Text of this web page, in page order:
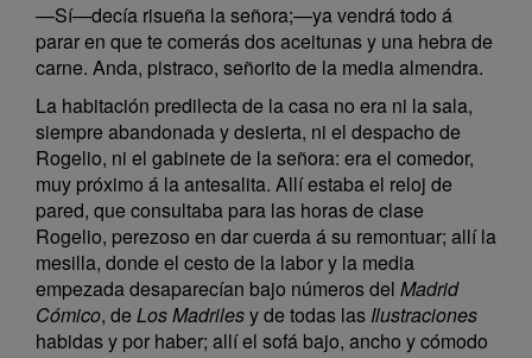
—Sí—decía risueña la señora;—ya vendrá todo á
parar en que te comerás dos aceitunas y una hebra de
carne. Anda, pistraco, señorito de la media almendra.
La habitación predilecta de la casa no era ni la sala,
siempre abandonada y desierta, ni el despacho de
Rogelio, ni el gabinete de la señora: era el comedor,
muy próximo á la antesalita. Allí estaba el reloj de
pared, que consultaba para las horas de clase
Rogelio, perezoso en dar cuerda á su remontuar; allí la
mesilla, donde el cesto de la labor y la media
empezada desaparecían bajo números del Madrid
Cómico, de Los Madrilesy de todas las Ilustraciones
habidas y por haber; allí el sofá bajo, ancho y cómodo